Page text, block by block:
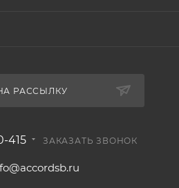
РАССЫЛКУ
415 ЗАКАЗАТЬ ЗВОНОК